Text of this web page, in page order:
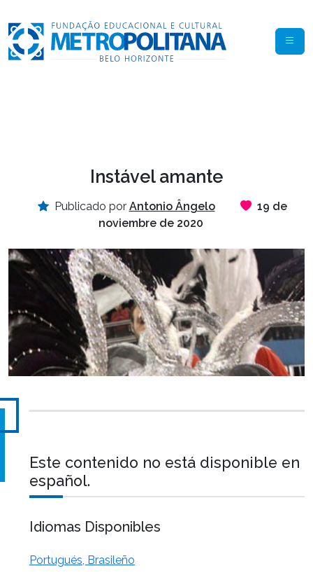
Instável amante
Publicado por Antonio Ângelo
19 de
noviembre de 2020
Este contenido no está disponible en
español.
Idiomas Disponibles
Portugués, Brasileño